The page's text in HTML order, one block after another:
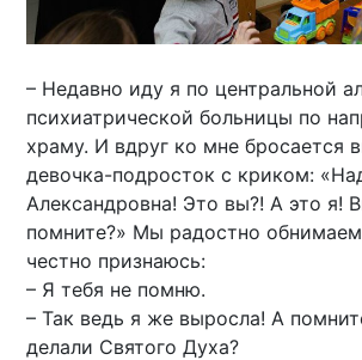
– Недавно иду я по центральной
психиатрической больницы по
храму. И вдруг ко мне бросается
девочка-подросток с криком:
Александровна! Это вы?! А это я!
помните?» Мы радостно
честно признаюсь:
– Я тебя не помню.
– Так ведь я же выросла! А
делали Святого Духа?